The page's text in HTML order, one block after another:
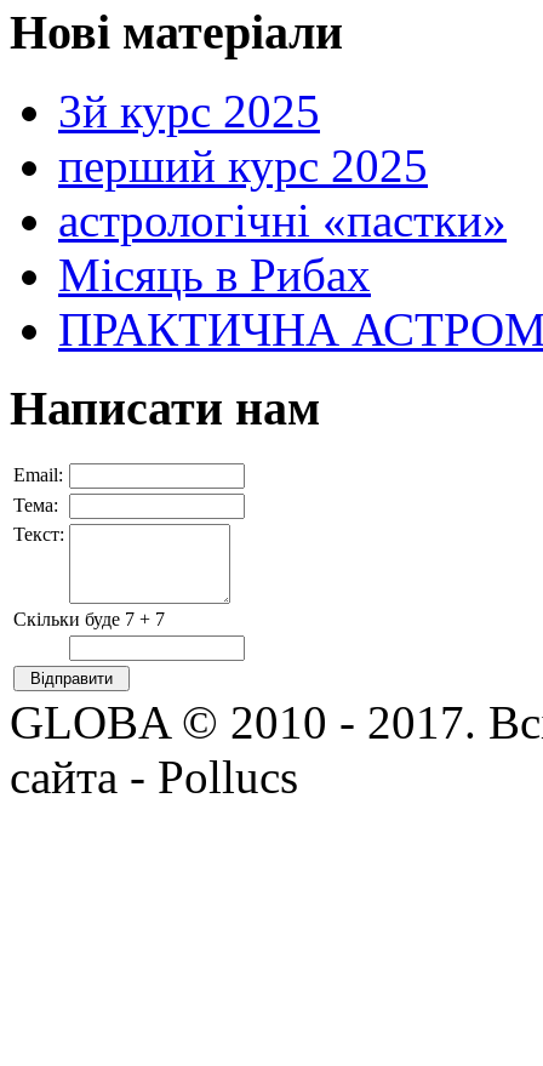
Нові матеріали
3й курс 2025
перший курс 2025
астрологічні «пастки»
Місяць в Рибах
ПРАКТИЧНА
Написати нам
Email:
Тема:
Текст:
Скільки буде 7 + 7
GLOBA © 2010 - 2017.
сайта - Pollucs